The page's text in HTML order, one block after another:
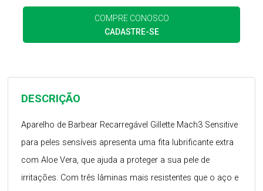
COMPRE CONOSCO
CADASTRE-SE
DESCRIÇÃO
Aparelho de Barbear Recarregável Gillette Mach3 Sensitive
para peles sensíveis apresenta uma fita lubrificante extra
com Aloe Vera, que ajuda a proteger a sua pele de
irritações. Com três lâminas mais resistentes que o aço e